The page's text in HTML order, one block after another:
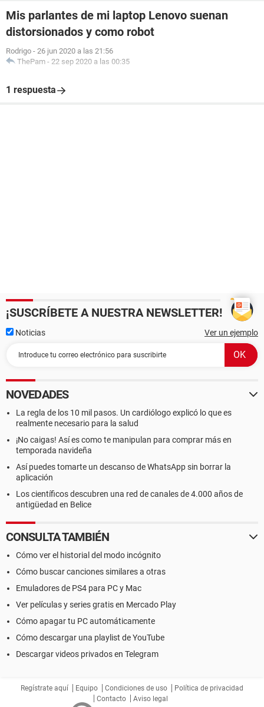
Mis parlantes de mi laptop Lenovo suenan
distorsionados y como robot
Rodrigo - 26 jun 2020 a las 21:56
ThePam - 22 sep 2020 a las 00:35
1 respuesta
¡SUSCRÍBETE A NUESTRA NEWSLETTER!
Noticias Ver un ejemplo
NOVEDADES
La regla de los 10 mil pasos. Un cardiólogo explicó lo que es
realmente necesario para la salud
¡No caigas! Así es como te manipulan para comprar más en
temporada navideña
Así puedes tomarte un descanso de WhatsApp sin borrar la
aplicación
Los científicos descubren una red de canales de 4.000 años de
antigüedad en Belice
CONSULTA TAMBIÉN
Cómo ver el historial del modo incógnito
Cómo buscar canciones similares a otras
Emuladores de PS4 para PC y Mac
Ver películas y series gratis en Mercado Play
Cómo apagar tu PC automáticamente
Cómo descargar una playlist de YouTube
Descargar videos privados en Telegram
Regístrate aquí Equipo Condiciones de uso
Política de privacidad
Contacto
Aviso legal